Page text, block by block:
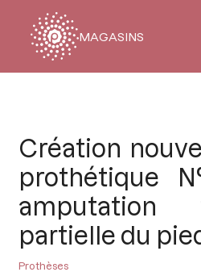
MAGASINS
Création
prothétique
partielle du
Prothèses